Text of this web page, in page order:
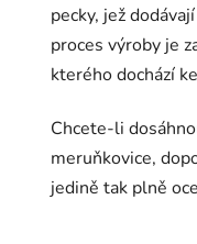
pecky, jež
proces výroby je
kterého dochází
Chcete-li
meruňkovice,
jedině tak plně